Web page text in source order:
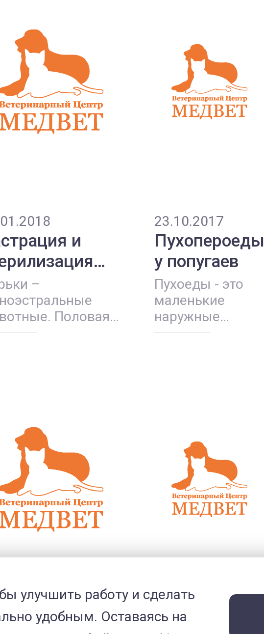
и
–
Половая
у обоих
23.10.2017
Пухопероеды
у попугаев
Пухоеды - это
маленькие
наружные
паразиты птиц.
27.12.2015
улучшить работу и сделать
удобным. Оставаясь на